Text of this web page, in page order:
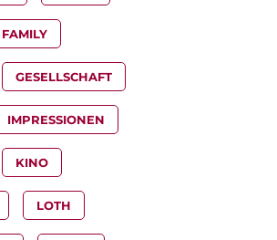
FAMILY
GESELLSCHAFT
IMPRESSIONEN
KINO
LOTH